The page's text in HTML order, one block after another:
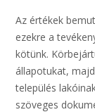
Az értékek
ezekre a
kötünk.
állapotukat,
település
szöveges